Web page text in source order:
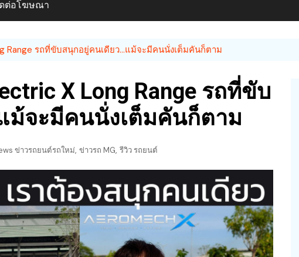
ต่อโฆษณา
Range รถที่ขับสนุกอยู่คนเดียว…แม้จะมีคนนั่งเต็มคันก็ตาม
X Long Range รถที่ขับ
ม้จะมีคนนั่งเต็มคันก็ตาม
ข่าวรถยนต์รถใหม่, ข่าวรถ MG, รีวิว รถยนต์